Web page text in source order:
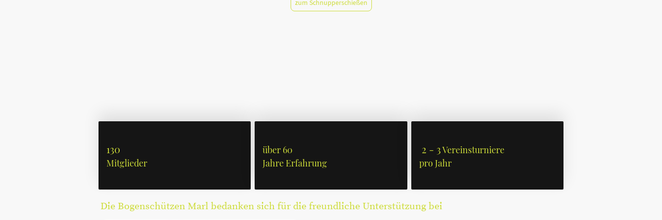
zum Schnupperschießen
130
Mitglieder
über 60
Jahre Erfahrung
2 - 3Vereinsturniere
pro Jahr
Die Bogenschützen Marl bedanken sich für die freundliche Unterstützung bei